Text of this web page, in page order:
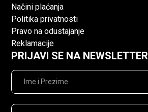
Načini plaćanja
Politika privatnosti
Pravo na odustajanje
Reklamacije
PRIJAVI SE NA NEWSLETTER